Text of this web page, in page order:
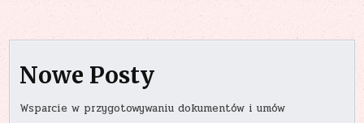
Nowe Posty
Wsparcie w przygotowywaniu dokumentów i umów